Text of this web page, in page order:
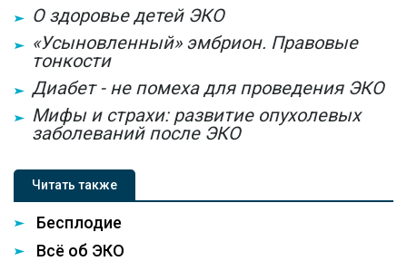
О здоровье детей ЭКО
«Усыновленный» эмбрион. Правовые
тонкости
Диабет - не помеха для проведения ЭКО
Мифы и страхи: развитие опухолевых
заболеваний после ЭКО
Читать также
Бесплодие
Всё об ЭКО